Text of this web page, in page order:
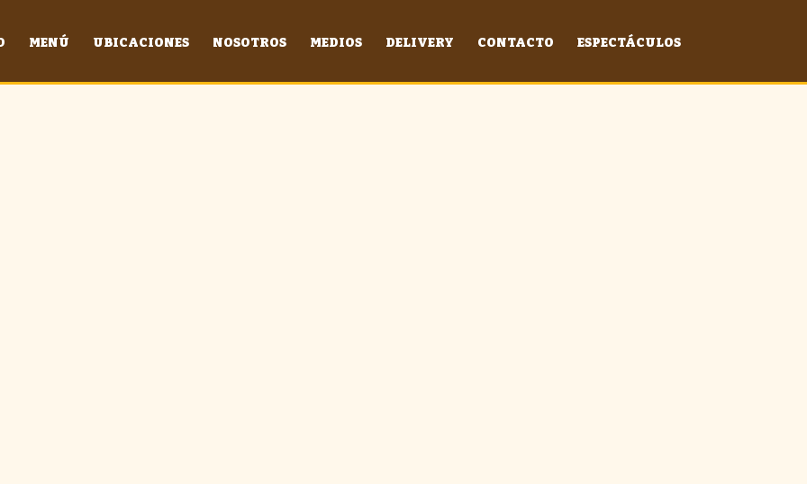
MENÚ UBICACIONES NOSOTROS MEDIOS DELIVERY CONTACTO ESPECTÁCULOS